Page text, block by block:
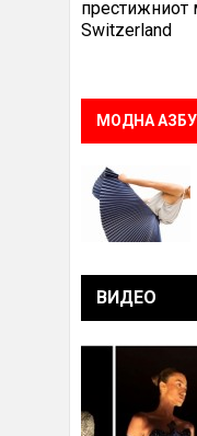
престижниот
Switzerland
МОДНА
ВИДЕО